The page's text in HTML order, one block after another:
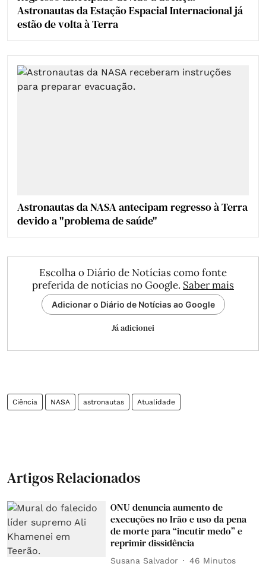
Astronautas da Estação Espacial Internacional já
estão de volta à Terra
Astronautas da NASA antecipam regresso à Terra
devido a "problema de saúde"
Escolha o Diário de Notícias como fonte
preferida de notícias no Google. Saber mais
Adicionar o Diário de Notícias ao Google
Já adicionei
Ciência NASA astronautas Atualidade
Artigos Relacionados
ONU denuncia aumento de
execuções no Irão e uso da pena
de morte para “incutir medo” e
reprimir dissidência
Susana Salvador 46 Minutos